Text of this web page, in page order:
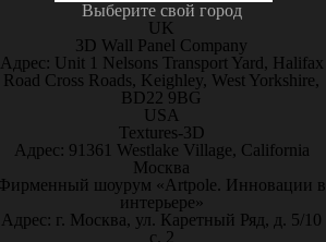
Выберите свой город
UK
3D Wall Panel Company
Адрес: Unit 1 Nelsons Transport Yard, Halifax
Road Cross Roads, Keighley, West Yorkshire,
BD22 9BG
USA
Textures-3D
Адрес: 91361 Westlake Village, California
Москва
шоурум «Artpole. Инновации в
интерьере»
Адрес: г. Москва, ул. Каретный Ряд, д. 5/10
с. 2